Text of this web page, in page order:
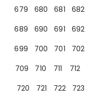
679
680 681 682
689
690 691 692
699
700 701 702
709
710 711 712
720
721 722 723